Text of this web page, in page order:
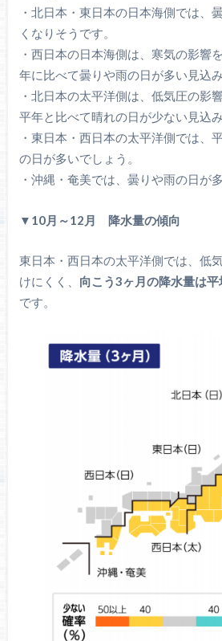
・北日本・東日本の日本海側では、
くなりそうです。
・西日本の日本海側は、寒気の影響
年に比べて曇りや雨の日が多い見込み
・北日本の太平洋側は、低気圧の影
平年と比べて晴れの日が少ない見込
・東日本・西日本の太平洋側では、
の日が多いでしょう。
・沖縄・奄美では、曇りや雨の日が
▼10月～12月 降水量の傾向
東日本・西日本の太平洋側では、低
けにくく、 向こう3ヶ月の降水量は
です。